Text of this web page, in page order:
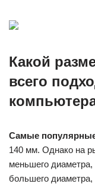
Какой
всего
Самые
140 мм. Однако на
меньшего
большего